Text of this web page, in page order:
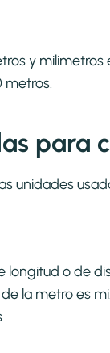
y
metros.
para
unidades
longitud o de
la metro es